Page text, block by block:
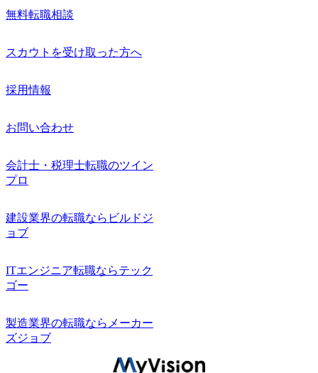
無料転職相談
スカウトを受け取った方へ
採用情報
お問い合わせ
会計士・税理士転職のツイン
プロ
建設業界の転職ならビルドジ
ョブ
ITエンジニア転職ならテック
ゴー
製造業界の転職ならメーカー
ズジョブ